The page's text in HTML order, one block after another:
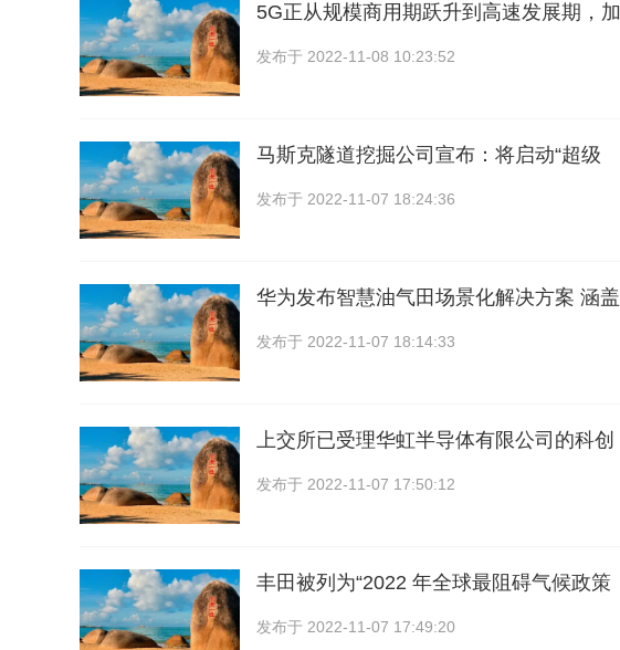
5G正从规模商用期跃升到高速发展期，加
发布于 2022-11-08 10:23:52
马斯克隧道挖掘公司宣布：将启动“超级
发布于 2022-11-07 18:24:36
华为发布智慧油气田场景化解决方案 涵盖
发布于 2022-11-07 18:14:33
上交所已受理华虹半导体有限公司的科创
发布于 2022-11-07 17:50:12
丰田被列为“2022 年全球最阻碍气候政策
发布于 2022-11-07 17:49:20